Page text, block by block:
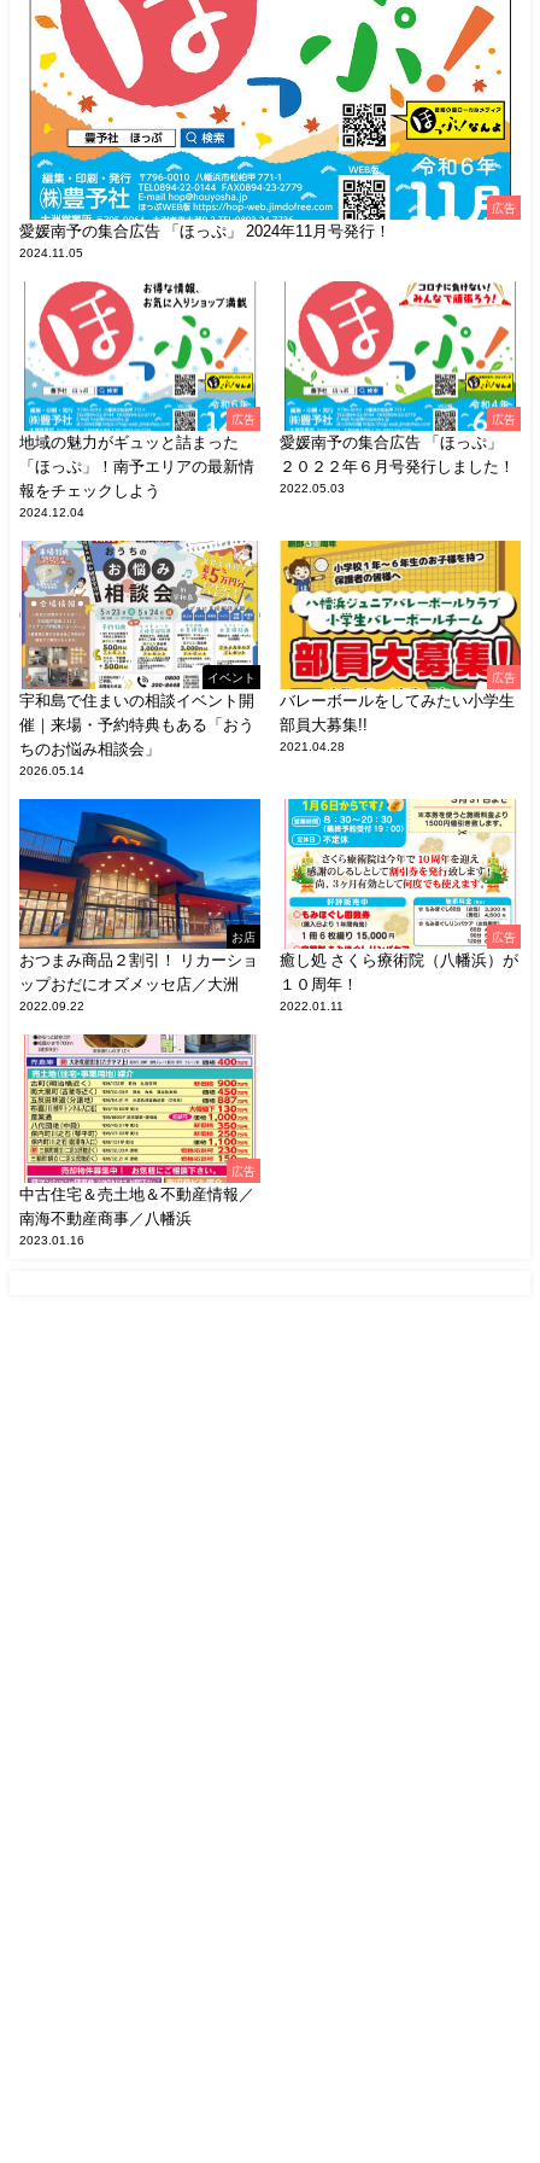
広告
愛媛南予の集合広告 「ほっぷ」 2024年11月号発行！
2024.11.05
広告
地域の魅力がギュッと詰まった
「ほっぷ」！南予エリアの最新情
報をチェックしよう
2024.12.04
広告
愛媛南予の集合広告 「ほっぷ」
２０２２年６月号発行しました！
2022.05.03
イベント
宇和島で住まいの相談イベント開
催｜来場・予約特典もある「おう
ちのお悩み相談会」
2026.05.14
広告
バレーボールをしてみたい小学生
部員大募集!!
2021.04.28
お店
おつまみ商品２割引！ リカーショ
ップおだにオズメッセ店／大洲
2022.09.22
広告
癒し処 さくら療術院（八幡浜）が
１０周年！
2022.01.11
広告
中古住宅＆売土地＆不動産情報／
南海不動産商事／八幡浜
2023.01.16